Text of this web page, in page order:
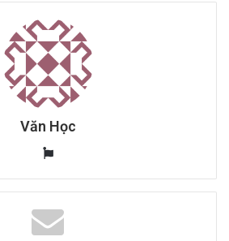
Văn Học
W
b
s
i